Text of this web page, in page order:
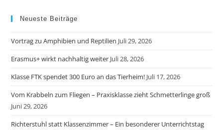
Neueste Beiträge
Vortrag zu Amphibien und Reptilien Juli 29, 2026
Erasmus+ wirkt nachhaltig weiter Juli 28, 2026
Klasse FTK spendet 300 Euro an das Tierheim! Juli 17, 2026
Vom Krabbeln zum Fliegen – Praxisklasse zieht Schmetterlinge groß
Juni 29, 2026
Richterstuhl statt Klassenzimmer – Ein besonderer Unterrichtstag